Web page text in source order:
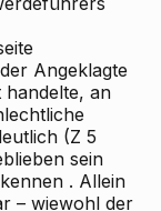
Angeklagte
handelte, an
(Z 5
sein
. Allein
– wiewohl der